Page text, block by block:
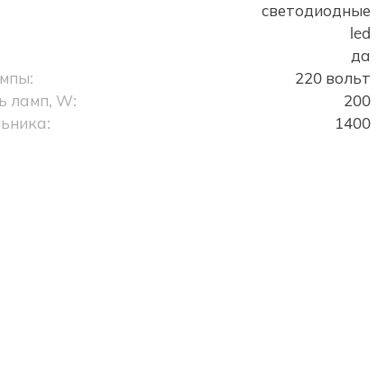
светодиодные
led
да
220 вольт
ламп, W:
200
1400